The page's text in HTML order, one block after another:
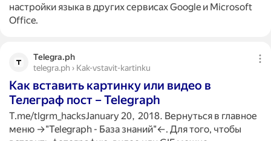
настройки языка в других сервисах Google и Microsoft
Office.
Telegra.ph
telegra.ph › Kak-vstavit-kartinku
Как вставить картинку или видео в
Телеграф пост – Telegraph
T.me/tlgrm_hacksJanuary 20, 2018. Вернуться в главное
меню →"Telegraph - База знаний"←. Для того, чтобы